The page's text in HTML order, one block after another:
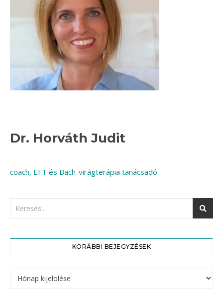
Dr. Horváth Judit
coach, EFT és Bach-virágterápia tanácsadó
KORÁBBI BEJEGYZÉSEK